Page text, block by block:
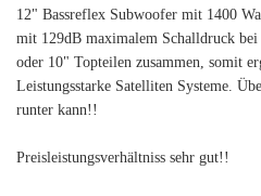
12" Bassreflex Subwoofer mit 1400
mit 129dB maximalem Schalldruck
oder 10" Topteilen zusammen, somit
Leistungsstarke Satelliten Systeme.
runter kann!!
Preisleistungsverhältniss sehr gut!!